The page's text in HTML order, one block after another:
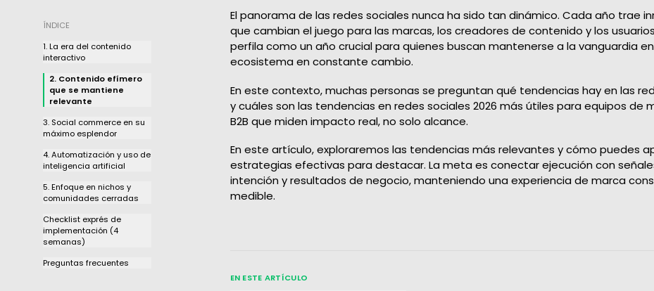
Reporta tus resultados en
tiempo real
Audience Interactions
Marketing Science
Evoluciona tus análisis
ÍNDICE
1. La era del contenido
interactivo
2. Contenido efímero
que se mantiene
relevante
3. Social commerce en su
máximo esplendor
4. Automatización y uso de
inteligencia artificial
5. Enfoque en nichos y
comunidades cerradas
Checklist exprés de
implementación (4
semanas)
Preguntas frecuentes
El panorama de las redes sociales nunca ha sido tan dinámico. Cada año trae
que cambian el juego para las marcas, los creadores de contenido y los
perfila como un año crucial para quienes buscan mantenerse a la vanguardia
ecosistema en constante cambio.
En este contexto, muchas personas se preguntan qué tendencias hay en las
y cuáles son las tendencias en redes sociales 2026 más útiles para equipos de
B2B que miden impacto real, no solo alcance.
En este artículo, exploraremos las tendencias más relevantes y cómo puedes
estrategias efectivas para destacar. La meta es conectar ejecución con
intención y resultados de negocio, manteniendo una experiencia de marca
medible.
EN ESTE ARTÍCULO